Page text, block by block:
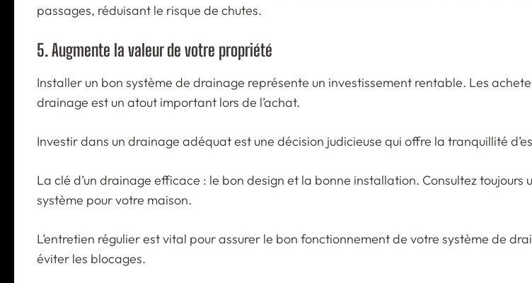
passages, réduisant le risque de chutes.
5. Augmente la valeur de votre propriété
Installer un bon système de drainage représente un investissement rentable. Les
drainage est un atout important lors de l’achat.
Investir dans un drainage adéquat est une décision judicieuse qui offre la tranquillité
La clé d’un drainage efficace : le bon design et la bonne installation. Consultez
système pour votre maison.
L’entretien régulier est vital pour assurer le bon fonctionnement de votre système de
éviter les blocages.